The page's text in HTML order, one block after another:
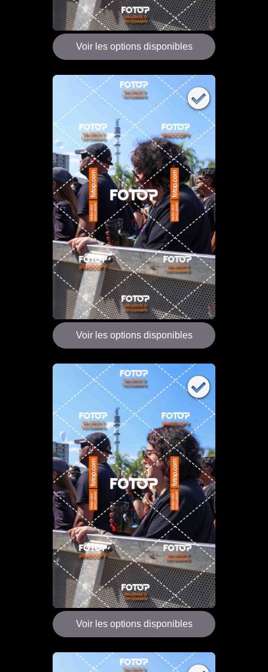
Voir les options disponibles
Voir les options disponibles
Voir les options disponibles